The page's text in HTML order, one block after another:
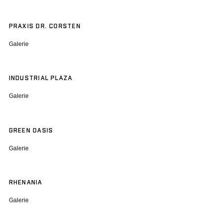
PRAXIS DR. CORSTEN
Galerie
INDUSTRIAL PLAZA
Galerie
GREEN OASIS
Galerie
RHENANIA
Galerie